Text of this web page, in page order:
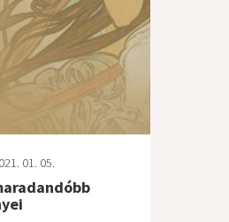
01. 05.